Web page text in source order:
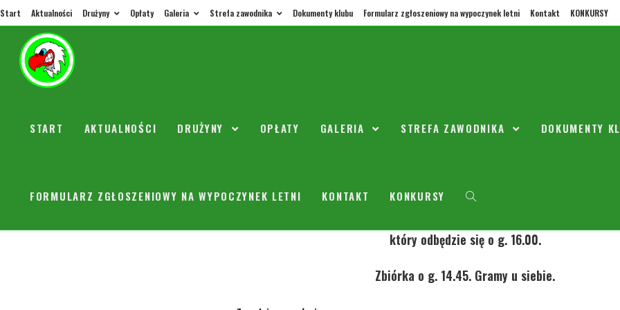
Start Aktualności Drużyny Opłaty Galeria Strefa zawodnika Dokumenty klubu Formularz zgłoszeniowy na wypoczynek letni Kontakt KONKURSY
START AKTUALNOŚCI DRUŻYNY OPŁATY GALERIA STREFA ZAWODNIKA DOKUMENTY
FORMULARZ ZGŁOSZENIOWY NA WYPOCZYNEK LETNI KONTAKT KONKURSY
mecz 'XII’ kolejki ligowej z Rządzą
Powołanie na Sobotni mecz ligowy z Rządzą Załubice.
który odbędzie się o g. 16.00.
Zbiórka o g. 14.45. Gramy u siebie.